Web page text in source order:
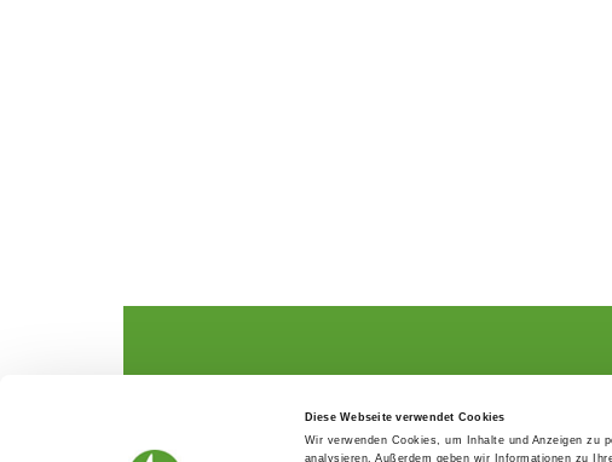
Diese Webseite verwendet Cookies
Wir verwenden Cookies, um Inhalte und Anzeigen zu
analysieren. Außerdem geben wir Informationen zu
Everything about the breed
Breeding and upbringing
Structur
SV magazine